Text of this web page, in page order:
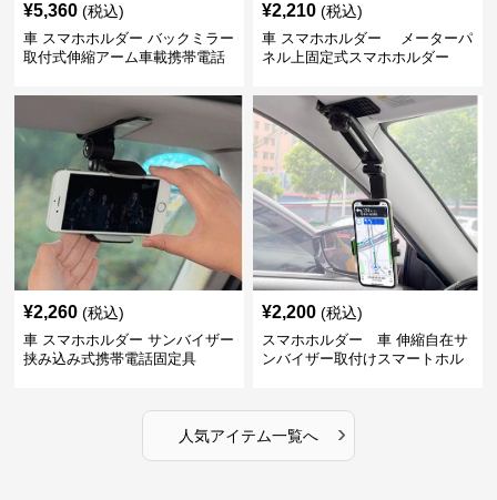
¥5,360 (税込)
車 スマホホルダー バックミラー
取付式伸縮アーム車載携帯電話
¥2,210 (税込)
車 スマホホルダー メーターパ
ネル上固定式スマホホルダー
¥2,260 (税込)
車 スマホホルダー サンバイザー
挟み込み式携帯電話固定具
¥2,200 (税込)
スマホホルダー 車 伸縮自在サ
ンバイザー取付けスマートホル
人気アイテム一覧へ ›